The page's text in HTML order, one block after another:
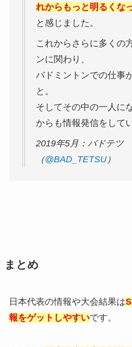
れからもっと明るくな
と感じました。
これからさらに多くの
ンに関わり、
バドミントンでの仕事
と。
そしてその中の一人に
からも情報発信をして
2019年5月：バドテツ
（@BAD_TETSU）
まとめ
日本代表の情報や大会結果は
報をゲットしやすいです。